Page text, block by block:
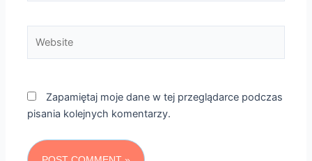
Zapamiętaj moje dane w tej przeglądarce podczas
pisania kolejnych komentarzy.